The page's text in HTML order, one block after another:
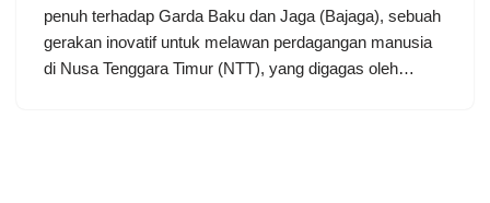
penuh terhadap Garda Baku dan Jaga (Bajaga), sebuah
gerakan inovatif untuk melawan perdagangan manusia
di Nusa Tenggara Timur (NTT), yang digagas oleh…